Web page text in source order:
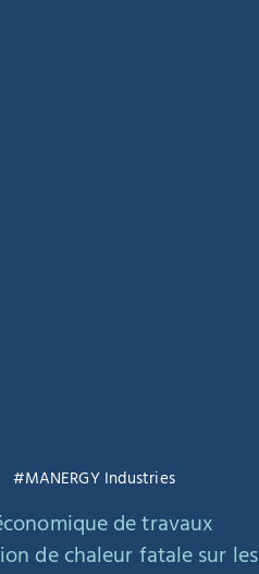
#MANERGY Industries
de travaux
de chaleur fatale sur les